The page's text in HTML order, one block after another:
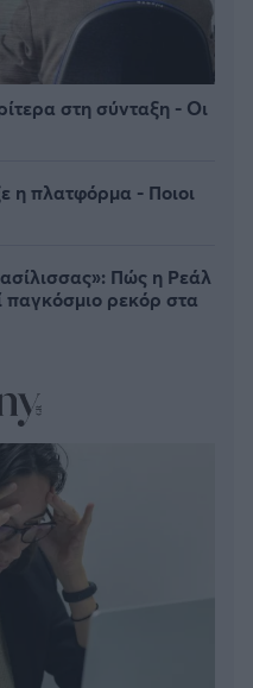
στη σύνταξη - Οι
η πλατφόρμα - Ποιοι
Πώς η Ρεάλ
παγκόσμιο ρεκόρ στα